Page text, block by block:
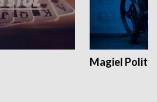
Magiel